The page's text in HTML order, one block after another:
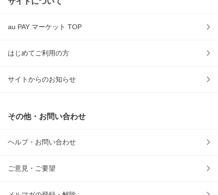
au PAY マーケット TOP
はじめてご利用の方
サイトからのお知らせ
その他・お問い合わせ
ヘルプ・お問い合わせ
ご意見・ご要望